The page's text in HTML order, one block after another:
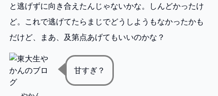
と逃げずに向き合えたんじゃないかな。しんどかったけ
ど。これで逃げてたらまじでどうしようもなかったかも
だけど、まあ、及第点あげてもいいのかな？
甘すぎ？